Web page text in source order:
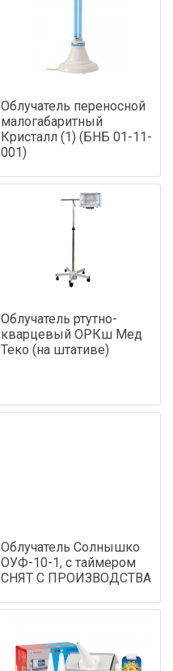
Облучатель переносной
малогабаритный
Кристалл (1) (БНБ 01-11-
001)
Облучатель ртутно-
кварцевый ОРКш Мед
Теко (на штативе)
Облучатель Солнышко
ОУФ-10-1, с таймером
СНЯТ С ПРОИЗВОДСТВА